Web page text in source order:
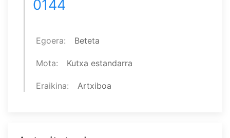
0144
Egoera Beteta
Mota Kutxa estandarra
Eraikina Artxiboa